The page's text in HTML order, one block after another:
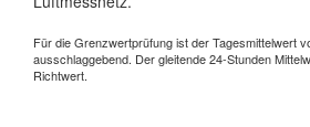
Für die Grenzwertprüfung ist der Tagesmittelwert
ausschlaggebend. Der gleitende 24-Stunden
Richtwert.